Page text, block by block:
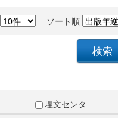
ソート順
埋文センタ